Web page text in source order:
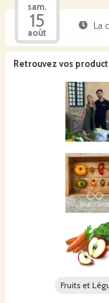
sam.
15
août
La
Retrouvez vos
Fruits et